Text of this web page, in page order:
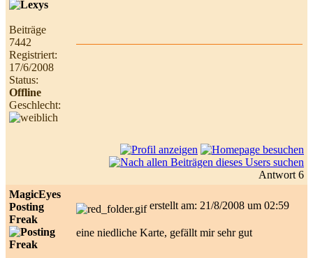
Beiträge
7442
Registriert:
17/6/2008
Status:
Offline
Geschlecht:
Antwort 6
MagicEyes
Posting
Freak
erstellt am: 21/8/2008 um 02:59
eine niedliche Karte, gefällt mir sehr gut